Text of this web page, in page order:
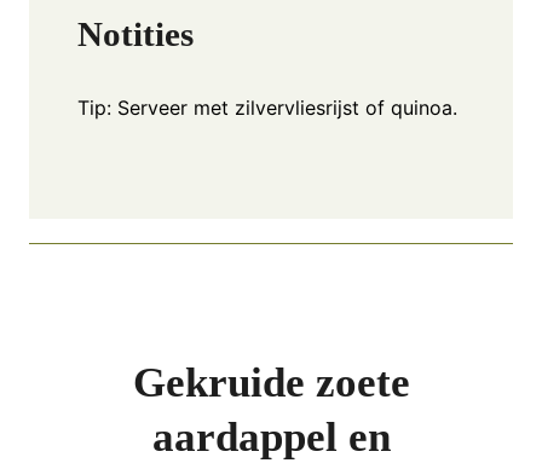
Notities
Tip: Serveer met zilvervliesrijst of quinoa.
Gekruide zoete
aardappel en